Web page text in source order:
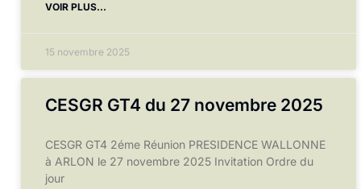
VOIR PLUS...
15 novembre 2025
CESGR GT4 du 27 novembre 2025
CESGR GT4 2éme Réunion PRESIDENCE WALLONNE
à ARLON le 27 novembre 2025 Invitation Ordre du
jour